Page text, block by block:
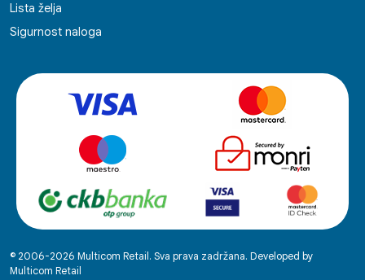
Lista želja
Sigurnost naloga
© 2006-2026 Multicom Retail. Sva prava zadržana. Developed by
Multicom Retail